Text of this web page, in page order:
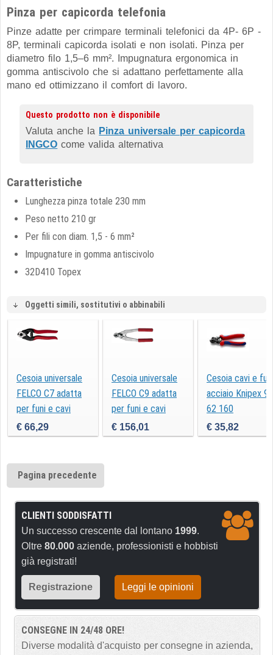
Pinza per capicorda telefonia
Pinze adatte per crimpare terminali telefonici da 4P- 6P -
8P, terminali capicorda isolati e non isolati. Pinza per
diametro filo 1,5–6 mm². Impugnatura ergonomica in
gomma antiscivolo che si adattano perfettamente alla
mano ed ottimizzano il comfort di lavoro.
Questo prodotto non è disponibile
Valuta anche la Pinza universale per capicorda
INGCO come valida alternativa
Caratteristiche
Lunghezza pinza totale 230 mm
Peso netto 210 gr
Per fili con diam. 1,5 - 6 mm²
Impugnature in gomma antiscivolo
32D410 Topex
Oggetti simili, sostitutivi o abbinabili
Cesoia universale
FELCO C7 adatta
per funi e cavi
€ 66,29
Cesoia universale
FELCO C9 adatta
per funi e cavi
€ 156,01
Cesoia cavi e funi
acciaio Knipex 95
62 160
€ 35,82
Pagina precedente
CLIENTI SODDISFATTI
Un successo crescente dal lontano 1999.
Oltre 80.000 aziende, professionisti e hobbisti
già registrati!
Registrazione Leggi le opinioni
CONSEGNE IN 24/48 ORE!
Diverse modalità d'acquisto per consegne in azienda,